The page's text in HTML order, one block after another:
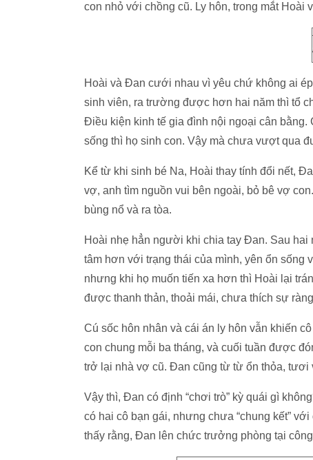
con nhỏ với chồng cũ. Ly hôn, trong mắt Hoài
Hoài và Đan cưới nhau vì yêu chứ không ai
sinh viên, ra trường được hơn hai năm thì tổ
Điều kiện kinh tế gia đình nội ngoại cân
sống thì họ sinh con. Vậy mà chưa vượt qua
Kể từ khi sinh bé Na, Hoài thay tính đổi nết,
vợ, anh tìm nguồn vui bên ngoài, bỏ bê vợ
bùng nổ và ra tòa.
Hoài nhẹ hẳn người khi chia tay Đan. Sau hai
tâm hơn với trạng thái của mình, yên ổn
nhưng khi họ muốn tiến xa hơn thì Hoài lại
được thanh thản, thoải mái, chưa thích sự
Cú sốc hôn nhân và cái án ly hôn vẫn khiến
con chung mỗi ba tháng, và cuối tuần được
trở lại nhà vợ cũ. Đan cũng từ từ ổn thỏa, tươi
Vậy thì, Đan có định “chơi trò” kỳ quái gì
có hai cô bạn gái, nhưng chưa “chung kết”
thấy rằng, Đan lên chức trưởng phòng tại